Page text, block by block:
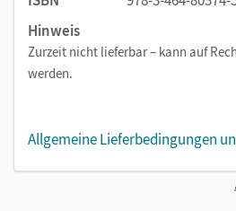
50 zusätzliche
Übungsschwerpunkten
Kopiervorlagen für den
Hinweis
Zurzeit nicht lieferbar – kann auf
werden.
Allgemeine Lieferbedingungen